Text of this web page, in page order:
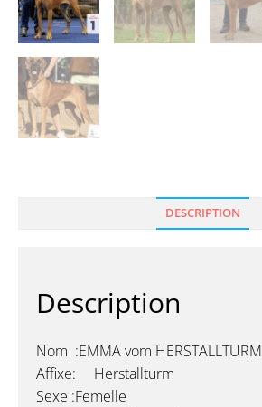
DESCRIPTION
Description
Nom :EMMA vom HERSTALLTURM
Affixe: Herstallturm
Sexe :Femelle